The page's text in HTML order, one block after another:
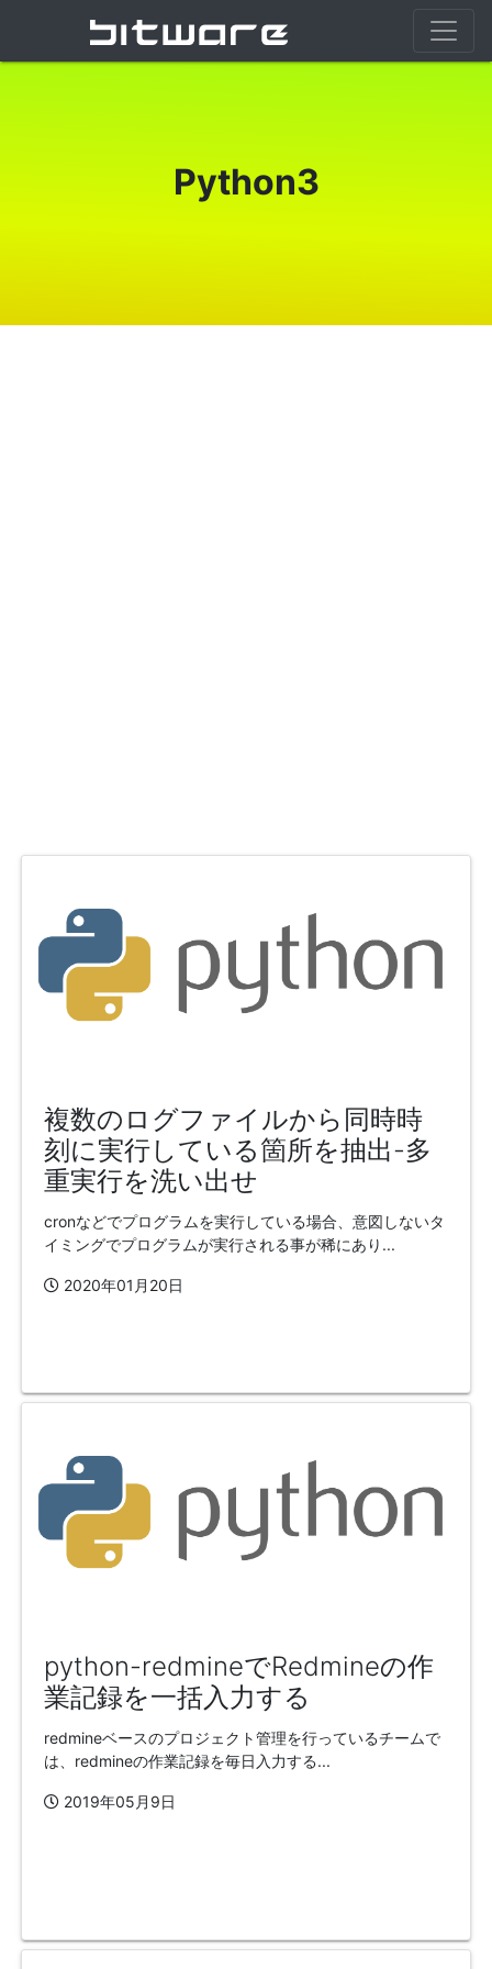
Python3
複数のログファイルから同時時
刻に実行している箇所を抽出-多
重実行を洗い出せ
cronなどでプログラムを実行している場合、意図しないタ
イミングでプログラムが実行される事が稀にあり...
2020年01月20日
python-redmineでRedmineの作
業記録を一括入力する
redmineベースのプロジェクト管理を行っているチームで
は、redmineの作業記録を毎日入力する...
2019年05月9日